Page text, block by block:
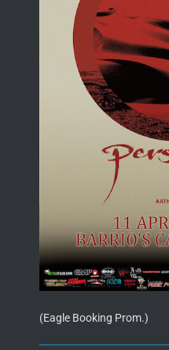
(Eagle Booking Prom.)